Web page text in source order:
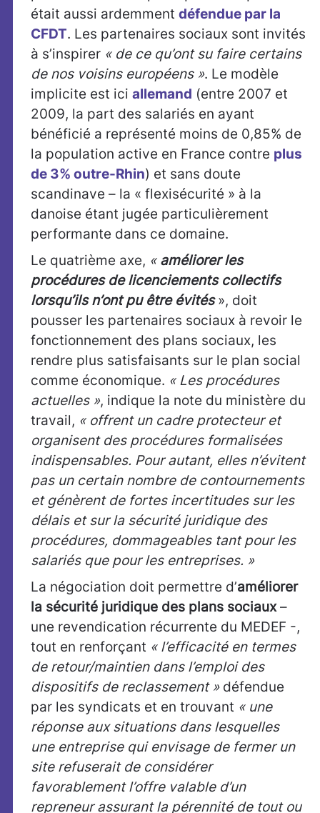
était aussi ardemment défendue par la
CFDT. Les partenaires sociaux sont invités
à s’inspirer « de ce qu’ont su faire certains
de nos voisins européens ». Le modèle
implicite est ici allemand (entre 2007 et
2009, la part des salariés en ayant
bénéficié a représenté moins de 0,85% de
la population active en France contre plus
de 3% outre-Rhin) et sans doute
scandinave – la « flexisécurité » à la
danoise étant jugée particulièrement
performante dans ce domaine.
Le quatrième axe, « améliorer les
procédures de licenciements collectifs
lorsqu’ils n’ont pu être évités », doit
pousser les partenaires sociaux à revoir le
fonctionnement des plans sociaux, les
rendre plus satisfaisants sur le plan social
comme économique. « Les procédures
actuelles », indique la note du ministère du
travail, « offrent un cadre protecteur et
organisent des procédures formalisées
indispensables. Pour autant, elles n’évitent
pas un certain nombre de contournements
et génèrent de fortes incertitudes sur les
délais et sur la sécurité juridique des
procédures, dommageables tant pour les
salariés que pour les entreprises. »
La négociation doit permettre d’améliorer
la sécurité juridique des plans sociaux–
une revendication récurrente du MEDEF -,
tout en renforçant « l’efficacité en termes
de retour/maintien dans l’emploi des
dispositifs de reclassement »défendue
par les syndicats et en trouvant « une
réponse aux situations dans lesquelles
une entreprise qui envisage de fermer un
site refuserait de considérer
favorablement l’offre valable d’un
repreneur assurant la pérennité de tout ou